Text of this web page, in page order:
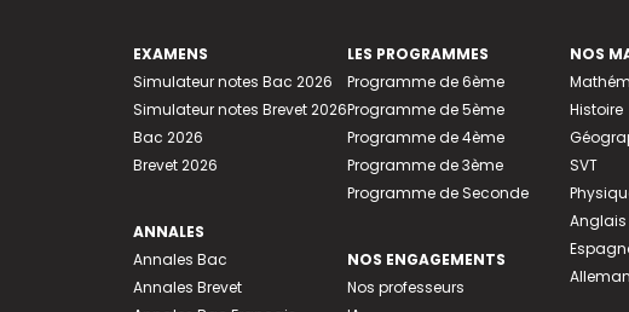
EXAMENS
Simulateur notes Bac 2026
Simulateur notes Brevet 2026
Bac 2026
Brevet 2026
ANNALES
Annales Bac
Annales Brevet
LES PROGRAMMES
Programme de 6ème
Programme de 5ème
Programme de 4ème
Programme de 3ème
Programme de Seconde
NOS ENGAGEMENTS
Nos professeurs
NOS
Histoire
SVT
Anglais